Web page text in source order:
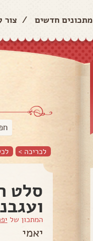
מתכונים חדשים / צור
לכריכה >
סלט
המתכון של
יאמי